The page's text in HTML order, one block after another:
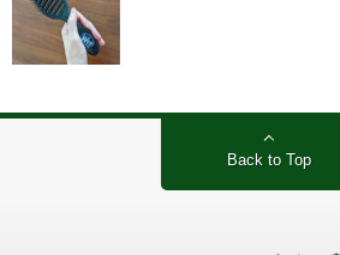
Back to Top